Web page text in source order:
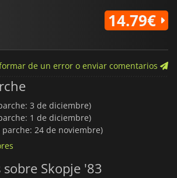
14.79€
de un error o enviar comentarios
3 de diciembre)
1 de diciembre)
24 de noviembre)
Skopje '83